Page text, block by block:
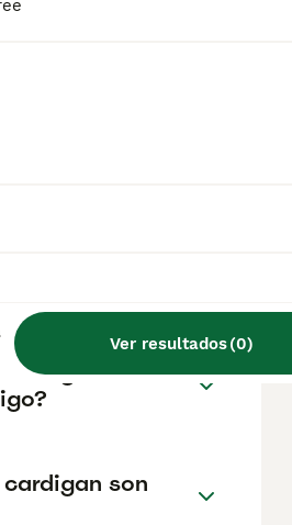
Ver resultados(0)
tan raros los
les gusta
son